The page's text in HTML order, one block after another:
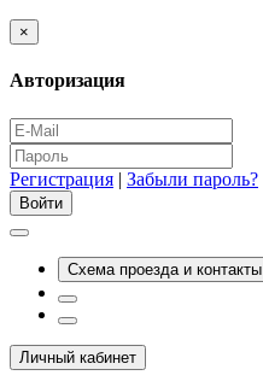
×
Авторизация
Регистрация | Забыли пароль?
Схема проезда и контакты
Личный кабинет